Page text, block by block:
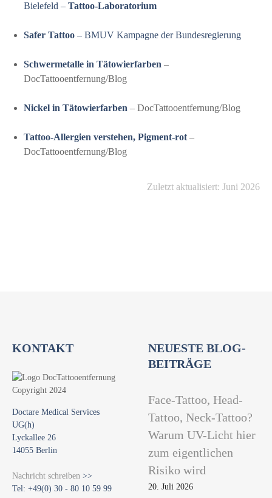
Bielefeld –Tattoo-Laboratorium
Safer Tattoo – BMUV Kampagne der Bundesregierung
Schwermetalle in Tätowierfarben –
DocTattooentfernung/Blog
Nickel in Tätowierfarben – DocTattooentfernung/Blog
Tattoo-Allergien verstehen, Pigment-rot –
DocTattooentfernung/Blog
Zuletzt aktualisiert: Juni 2026
KONTAKT
Doctare Medical Services
UG(h)
Lyckallee 26
14055 Berlin
Nachricht schreiben >>
Tel: +49(0) 30 - 80 10 59 99
NEUESTE BLOG-
BEITRÄGE
Face-Tattoo, Head-
Tattoo, Neck-Tattoo?
Warum UV-Licht hier
zum eigentlichen
Risiko wird
20. Juli 2026